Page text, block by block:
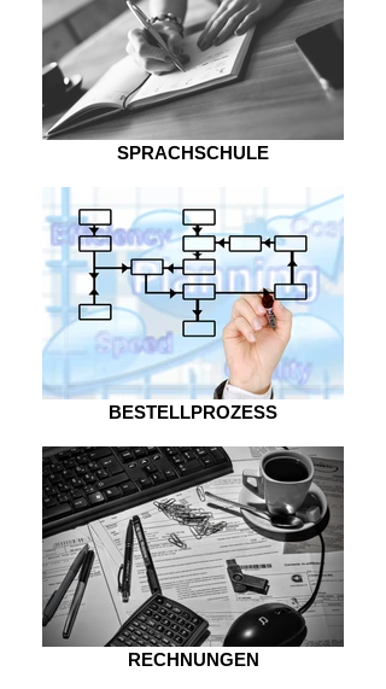
SPRACHSCHULE
BESTELLPROZESS
RECHNUNGEN